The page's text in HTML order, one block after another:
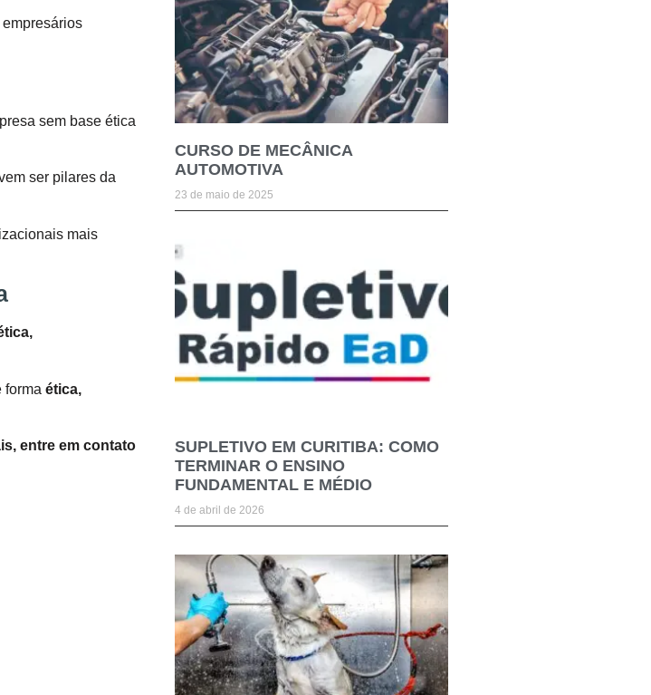
sem base ética
ser pilares da
mais
forma ética,
entre em contato
CURSO DE MECÂNICA
AUTOMOTIVA
23 de maio de 2025
SUPLETIVO EM CURITIBA: COMO
TERMINAR O ENSINO
FUNDAMENTAL E MÉDIO
4 de abril de 2026